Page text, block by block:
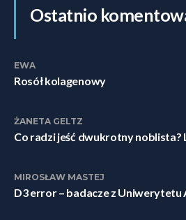
Ostatnio
EWA
Rosół kolagenowy
ŻANETA GELTZ
Co radzi jeść dwukrotny noblista?
MIROSŁAW MASTEJ
D3 error – badacze z Uniwerytetu